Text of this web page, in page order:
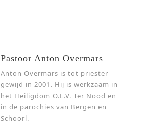
Pastoor Anton Overmars
Anton Overmars is tot priester
gewijd in 2001. Hij is werkzaam in
het Heiligdom O.L.V. Ter Nood en
in de parochies van Bergen en
Schoorl.